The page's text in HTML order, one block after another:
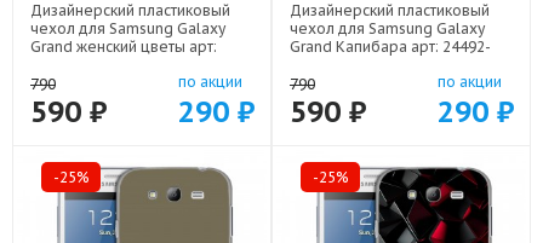
Дизайнерский пластиковый
чехол для Samsung Galaxy
Grand женский цветы арт:
790
590 ₽
по акции
290 ₽
Дизайнерский пластиковый
чехол для Samsung Galaxy
Grand Капибара арт: 24492-
790
590 ₽
по акции
290 ₽
-25% -25%